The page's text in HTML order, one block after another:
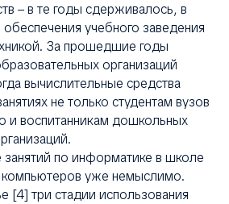
– в те годы сдерживалось, в
учебного заведения
За прошедшие годы
организаций
вычислительные средства
не только студентам вузов
и воспитанникам дошкольных
по информатике в школе
компьютеров уже немыслимо.
[4] три стадии использования